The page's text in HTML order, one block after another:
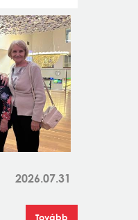
2026.07.31
Tovább